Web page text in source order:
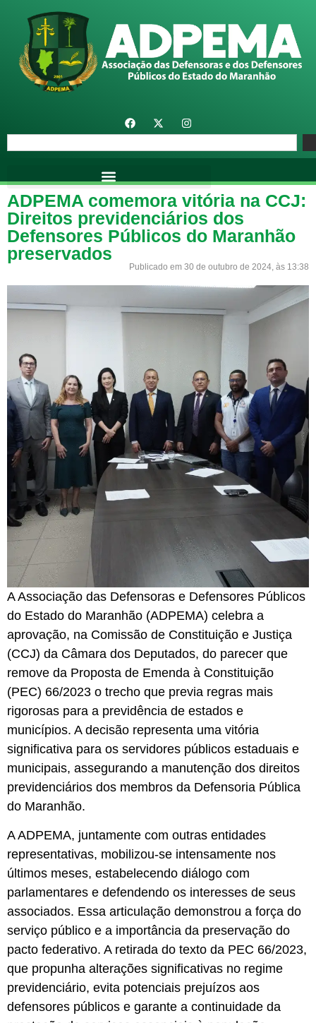
ADPEMA comemora vitória na CCJ:
Direitos previdenciários dos
Defensores Públicos do Maranhão
preservados
Publicado em 30 de outubro de 2024, às 13:38
A Associação das Defensoras e Defensores Públicos
do Estado do Maranhão (ADPEMA) celebra a
aprovação, na Comissão de Constituição e Justiça
(CCJ) da Câmara dos Deputados, do parecer que
remove da Proposta de Emenda à Constituição
(PEC) 66/2023 o trecho que previa regras mais
rigorosas para a previdência de estados e
municípios. A decisão representa uma vitória
significativa para os servidores públicos estaduais e
municipais, assegurando a manutenção dos direitos
previdenciários dos membros da Defensoria Pública
do Maranhão.
A ADPEMA, juntamente com outras entidades
representativas, mobilizou-se intensamente nos
últimos meses, estabelecendo diálogo com
parlamentares e defendendo os interesses de seus
associados. Essa articulação demonstrou a força do
serviço público e a importância da preservação do
pacto federativo. A retirada do texto da PEC 66/2023,
que propunha alterações significativas no regime
previdenciário, evita potenciais prejuízos aos
defensores públicos e garante a continuidade da